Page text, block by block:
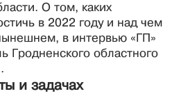
О том, каких
в 2022 году и над чем
в интервью «ГП»
Гродненского областного
и задачах